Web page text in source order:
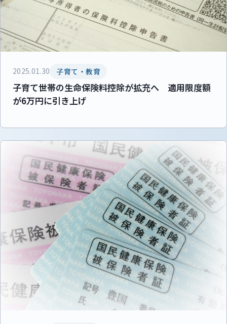
2025.01.30 子育て・教育
子育て世帯の生命保険料控除が拡充へ 適用限度額
が6万円に引き上げ